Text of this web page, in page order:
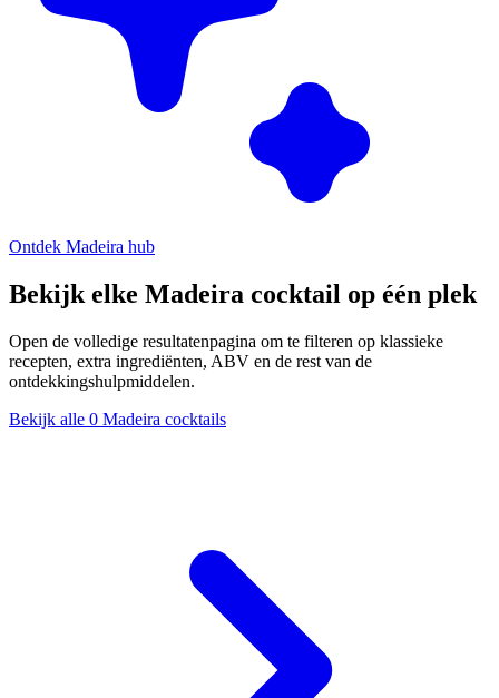
Ontdek Madeira hub
Bekijk elke Madeira cocktail op één plek
Open de volledige resultatenpagina om te filteren op klassieke
recepten, extra ingrediënten, ABV en de rest van de
ontdekkingshulpmiddelen.
Bekijk alle 0 Madeira cocktails